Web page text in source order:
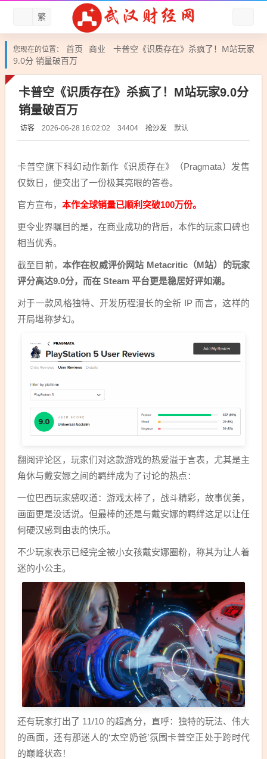
繁
您现在的位置： 首页 商业
卡普空《识质存在》杀疯了！M站玩家
9.0分 销量破百万
卡普空《识质存在》杀疯了！M站玩家9.0分
销量破百万
访客 2026-06-28 16:02:02 34404 抢沙发 默认
卡普空旗下科幻动作新作《识质存在》（Pragmata）发售
仅数日，便交出了一份极其亮眼的答卷。
官方宣布， 本作全球销量已顺利突破100万份。
更令业界瞩目的是，在商业成功的背后，本作的玩家口碑也
相当优秀。
截至目前， 本作在权威评价网站 Metacritic（M站）的玩家
评分高达9.0分，而在 Steam 平台更是稳居好评如潮。
对于一款风格独特、开发历程漫长的全新 IP 而言，这样的
开局堪称梦幻。
翻阅评论区，玩家们对这款游戏的热爱溢于言表，尤其是主
角休与戴安娜之间的羁绊成为了讨论的热点：
一位巴西玩家感叹道：游戏太棒了，战斗精彩，故事优美，
画面更是没话说。但最棒的还是与戴安娜的羁绊这足以让任
何硬汉感到由衷的快乐。
不少玩家表示已经完全被小女孩戴安娜圈粉，称其为让人着
迷的小公主。
还有玩家打出了 11/10 的超高分，直呼：独特的玩法、伟大
的画面，还有那迷人的‘太空奶爸’氛围卡普空正处于跨时代
的巅峰状态！